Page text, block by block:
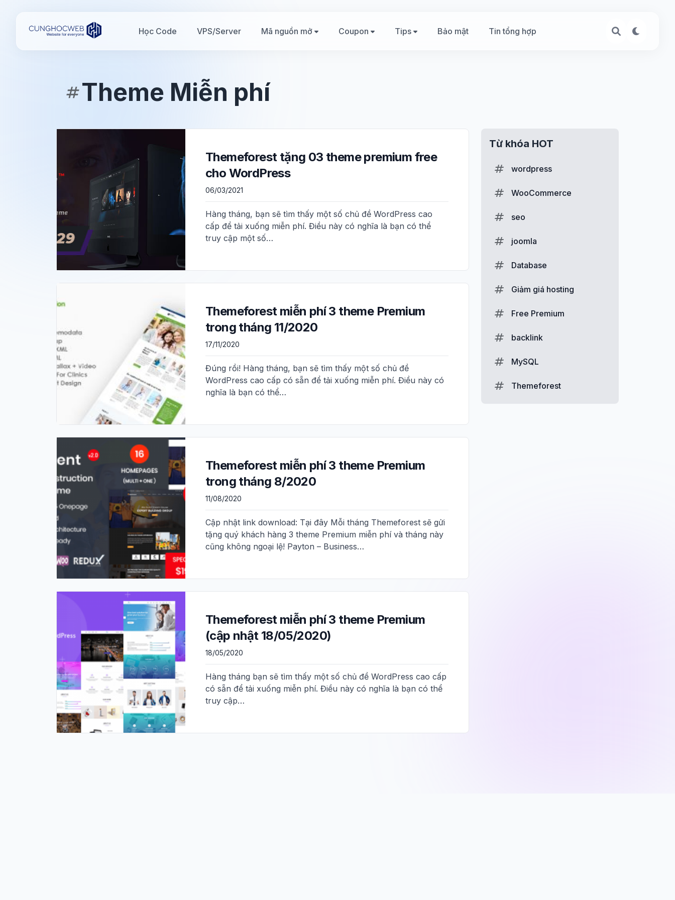
Học Code VPS/Server Mã nguồn mở Coupon Tips Bảo mật Tin tổng hợp
Theme Miễn phí
Themeforest tặng 03 theme premium free
cho WordPress
06/03/2021
Hàng tháng, bạn sẽ tìm thấy một số chủ đề WordPress cao
cấp để tải xuống miễn phí. Điều này có nghĩa là bạn có thể
truy cập một số…
Themeforest miễn phí 3 theme Premium
trong tháng 11/2020
17/11/2020
Đúng rồi! Hàng tháng, bạn sẽ tìm thấy một số chủ đề
WordPress cao cấp có sẵn để tải xuống miễn phí. Điều này có
nghĩa là bạn có thể…
Themeforest miễn phí 3 theme Premium
trong tháng 8/2020
11/08/2020
Cập nhật link download: Tại đây Mỗi tháng Themeforest sẽ gửi
tặng quý khách hàng 3 theme Premium miễn phí và tháng này
cũng không ngoại lệ! Payton – Business…
Themeforest miễn phí 3 theme Premium
(cập nhật 18/05/2020)
18/05/2020
Hàng tháng bạn sẽ tìm thấy một số chủ đề WordPress cao cấp
có sẵn để tải xuống miễn phí. Điều này có nghĩa là bạn có thể
truy cập…
Từ khóa HOT
wordpress
WooCommerce
seo
joomla
Database
Giảm giá hosting
Free Premium
backlink
MySQL
Themeforest